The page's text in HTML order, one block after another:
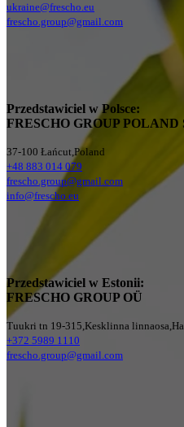
ukraine@frescho.eu
frescho.group@gmail.com
Przedstawiciel w Polsce:
FRESCHO GROUP POLAND
37-100 Łańcut,Poland
+48 883 014 079
frescho.group@gmail.com
info@frescho.eu
Przedstawiciel w Estonii:
FRESCHO GROUP OÜ
Tuukri tn 19-315,Kesklinna
+372 5989 1110
frescho.group@gmail.com